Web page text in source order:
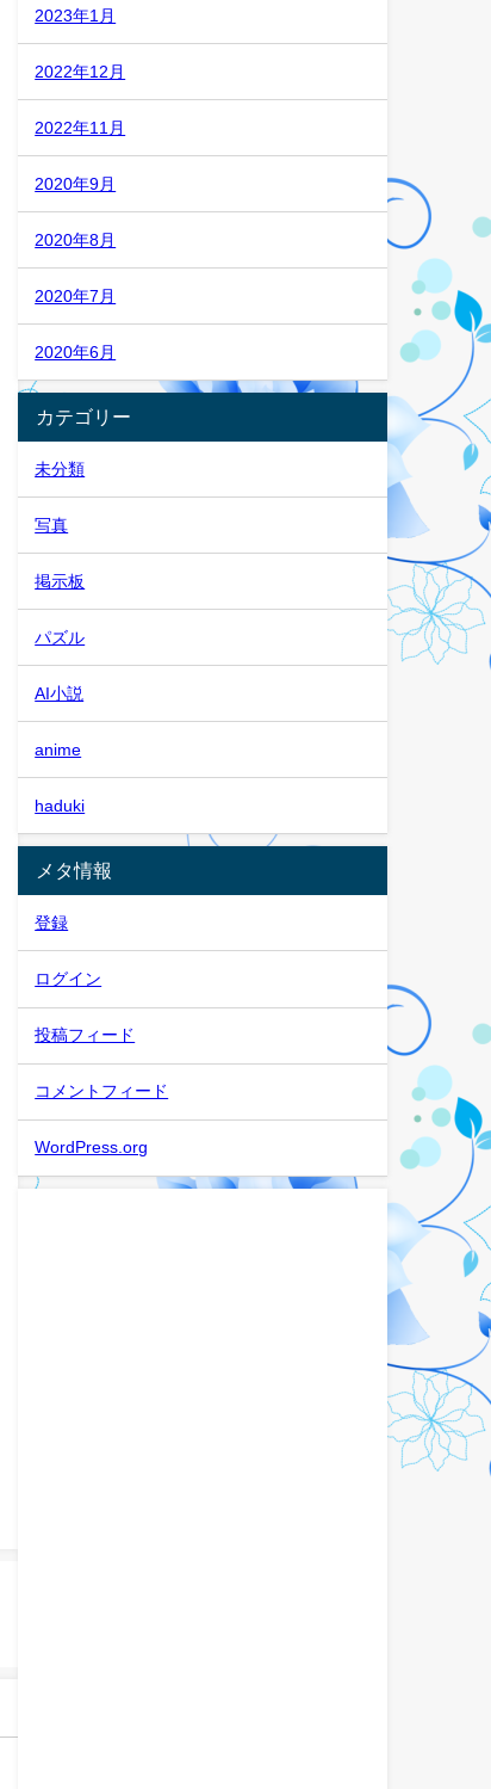
2023年1月
2022年12月
2022年11月
2020年9月
2020年8月
2020年7月
2020年6月
カテゴリー
未分類
写真
掲示板
パズル
AI小説
anime
haduki
メタ情報
登録
ログイン
投稿フィード
コメントフィード
WordPress.org